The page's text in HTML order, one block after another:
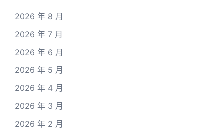
2026 年 8 月
2026 年 7 月
2026 年 6 月
2026 年 5 月
2026 年 4 月
2026 年 3 月
2026 年 2 月